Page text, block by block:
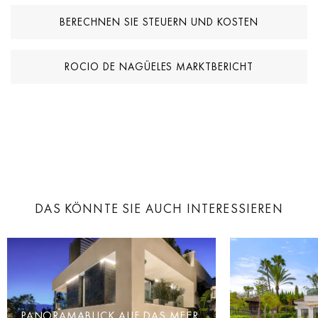
Rocío de Nagüeles ist eine ruhige und prestigeträchtige
Goldenen Meile, einschließlich der Luxusresorts Marbella Club und
BERECHNEN SIE STEUERN UND KOSTEN
ROCIO DE NAGÜELES MARKTBERICHT
DAS KÖNNTE SIE AUCH INTERESSIEREN